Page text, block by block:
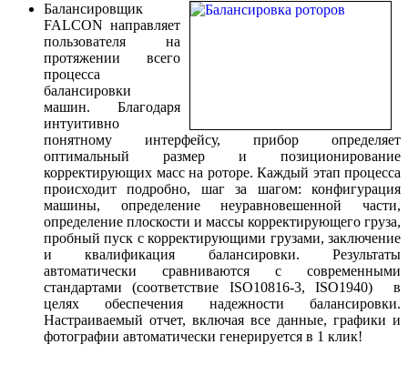
Балансировщик
FALCON направляет
пользователя на
протяжении всего
процесса
балансировки
машин. Благодаря
интуитивно
понятному интерфейсу, прибор определяет
оптимальный размер и позиционирование
корректирующих масс на роторе. Каждый этап процесса
происходит подробно, шаг за шагом: конфигурация
машины, определение неуравновешенной части,
определение плоскости и массы корректирующего груза,
пробный пуск с корректирующими грузами, заключение
и квалификация балансировки. Результаты
автоматически сравниваются с современными
стандартами (соответствие ISO10816-3, ISO1940) в
целях обеспечения надежности балансировки.
Настраиваемый отчет, включая все данные, графики и
фотографии автоматически генерируется в 1 клик!